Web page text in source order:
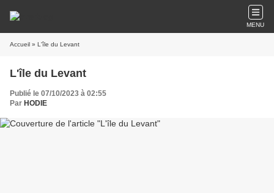
MENU
Accueil » L'île du Levant
L'île du Levant
Publié le 07/10/2023 à 02:55
Par HODIE